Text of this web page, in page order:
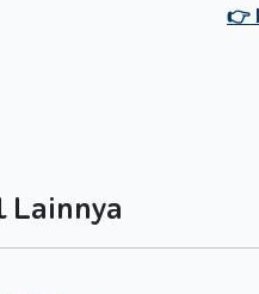
anaknya, dan
Lainnya